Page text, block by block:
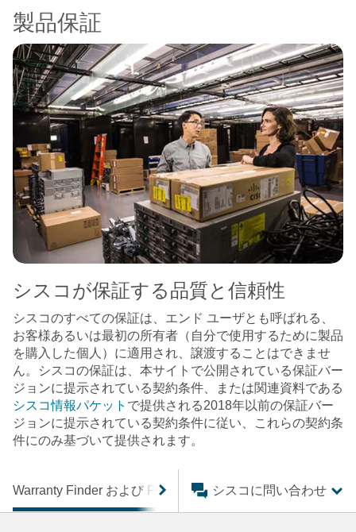
製品保証
シスコが保証する品質と信頼性
シスコのすべての保証は、エンド ユーザとも呼ばれる、
お客様あるいは最初の所有者（自分で使用するために製品
を購入した個人）に適用され、譲渡することはできませ
ん。シスコの保証は、本サイトで公開されている保証バー
ジョンに提示されている契約条件、または関連資料である
シスコ情報パケット で提供される2018年以前の保証バー
ジョンに提示されている契約条件に従い、これらの契約条
件にのみ基づいて提供されます。
Warranty Finder および FAQ 保証 終了した保証
シスコに問い合わせ